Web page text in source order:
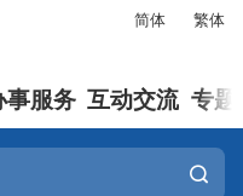
简体 繁体
事服务 互动交流 专题